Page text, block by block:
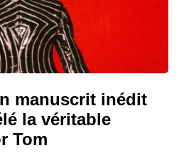
manuscrit inédit
la véritable
Tom